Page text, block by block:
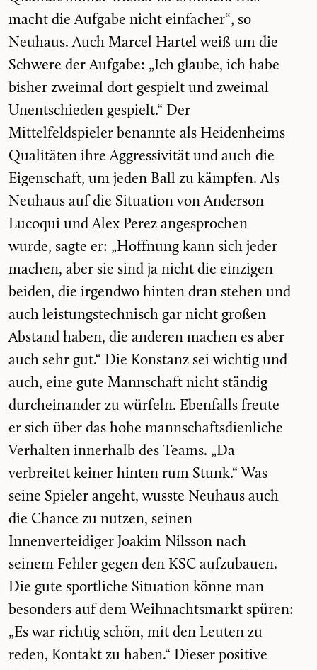
macht die Aufgabe nicht einfacher“, so
Neuhaus. Auch Marcel Hartel weiß um die
Schwere der Aufgabe: „Ich glaube, ich habe
bisher zweimal dort gespielt und zweimal
Unentschieden gespielt.“ Der
Mittelfeldspieler benannte als Heidenheims
Qualitäten ihre Aggressivität und auch die
Eigenschaft, um jeden Ball zu kämpfen. Als
Neuhaus auf die Situation von Anderson
Lucoqui und Alex Perez angesprochen
wurde, sagte er: „Hoffnung kann sich jeder
machen, aber sie sind ja nicht die einzigen
beiden, die irgendwo hinten dran stehen und
auch leistungstechnisch gar nicht großen
Abstand haben, die anderen machen es aber
auch sehr gut.“ Die Konstanz sei wichtig und
auch, eine gute Mannschaft nicht ständig
durcheinander zu würfeln. Ebenfalls freute
er sich über das hohe mannschaftsdienliche
Verhalten innerhalb des Teams. „Da
verbreitet keiner hinten rum Stunk.“ Was
seine Spieler angeht, wusste Neuhaus auch
die Chance zu nutzen, seinen
Innenverteidiger Joakim Nilsson nach
seinem Fehler gegen den KSC aufzubauen.
Die gute sportliche Situation könne man
besonders auf dem Weihnachtsmarkt spüren:
„Es war richtig schön, mit den Leuten zu
reden, Kontakt zu haben.“ Dieser positive